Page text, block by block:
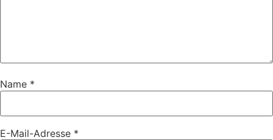
Name *
E-Mail-Adresse *